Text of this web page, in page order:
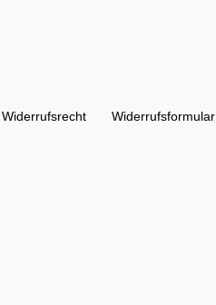
Widerrufs­recht Widerrufs­formular